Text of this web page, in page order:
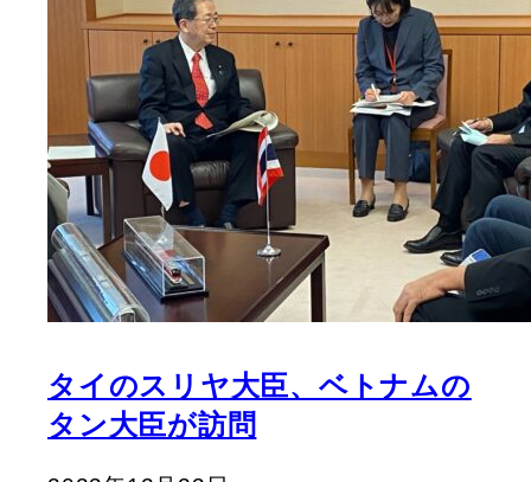
タイのスリヤ大臣、ベトナムの
タン大臣が訪問